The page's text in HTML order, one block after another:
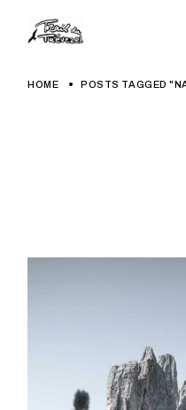
HOME POSTS TAGGED